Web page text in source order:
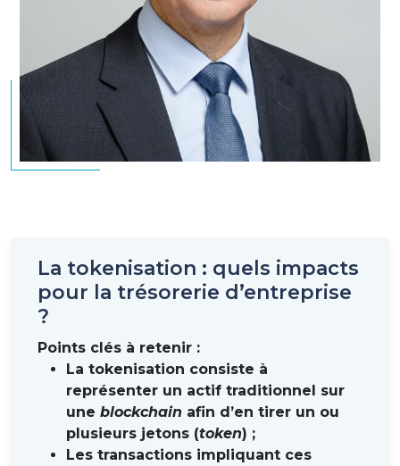
La tokenisation : quels impacts
pour la trésorerie d’entreprise
?
Points clés à retenir :
La tokenisation consiste à
représenter un actif traditionnel sur
une blockchain afin d’en tirer un ou
plusieurs jetons (token) ;
Les transactions impliquant ces